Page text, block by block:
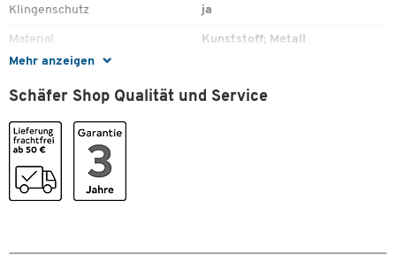
Mehr anzeigen
Klingenschutz ja
Material Kunststoff; Metall
Max. Rollenbreite [mm]
Max. Rollenlänge [m] 66
Schäfer Shop Qualität und Service